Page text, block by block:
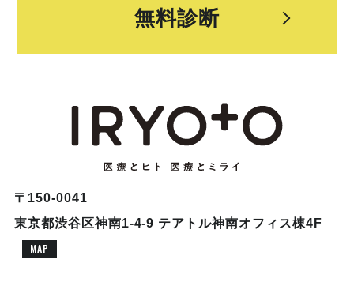
無料診断
〒150-0041
東京都渋谷区神南1-4-9 テアトル神南オフィス棟4F
MAP